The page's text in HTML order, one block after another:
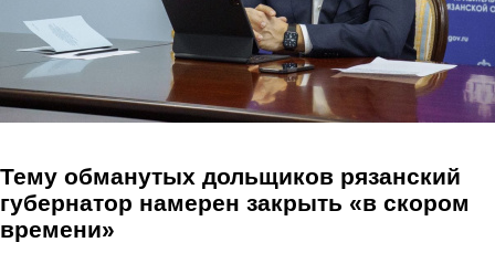
Тему обманутых дольщиков рязанский
губернатор намерен закрыть «в скором
времени»